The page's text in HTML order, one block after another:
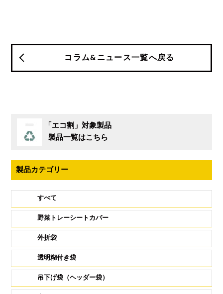
「エコ割」対象製品
製品一覧はこちら
製品カテゴリー
すべて
野菜トレーシートカバー
外折袋
透明糊付き袋
吊下げ袋（ヘッダー袋）
コラム&ニュース一覧へ戻る